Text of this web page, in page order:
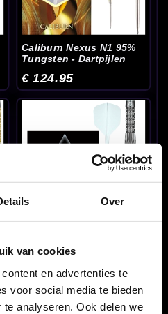
Over
van cookies
en advertenties te
voor social media te bieden
analyseren. Ook delen we
Caliburn Nexus N1 95%
Tungsten - Dartpijlen
€ 124.95
Tungsten - Dartpijlen
€ 129.95